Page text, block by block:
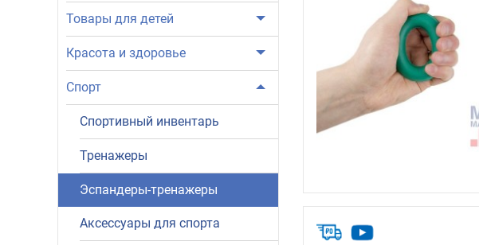
Товары для детей
Красота и здоровье
Спорт
Спортивный инвентарь
Тренажеры
Эспандеры-тренажеры
Аксессуары для спорта